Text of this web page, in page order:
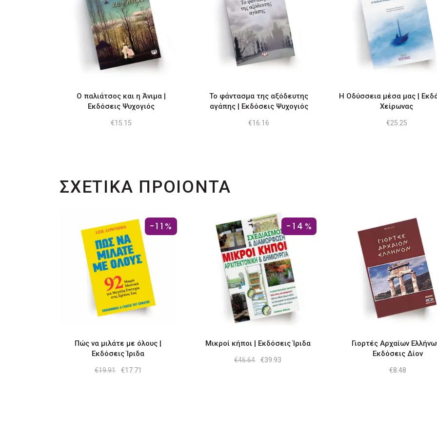
Ο παλιάτσος και η Άνιμα |
Εκδόσεις Ψυχογιός
€15.15
Το φάντασμα της αξόδευτης
αγάπης | Εκδόσεις Ψυχογιός
€16.16
Η Οδύσσεια μέσα μας |
Χείρωνας
€25.25
ΣΧΕΤΙΚΑ ΠΡΟΙΟΝΤΑ
-11%
Πώς να μιλάτε με όλους |
Εκδόσεις Ίριδα
€19.91
Original
€17.71
-14%
Μικροί κήποι | Εκδόσεις Ίριδα
€46.64
Original
€39.93
Γιορτές Αρχαίων
Εκδόσεις Δίον
€8.48